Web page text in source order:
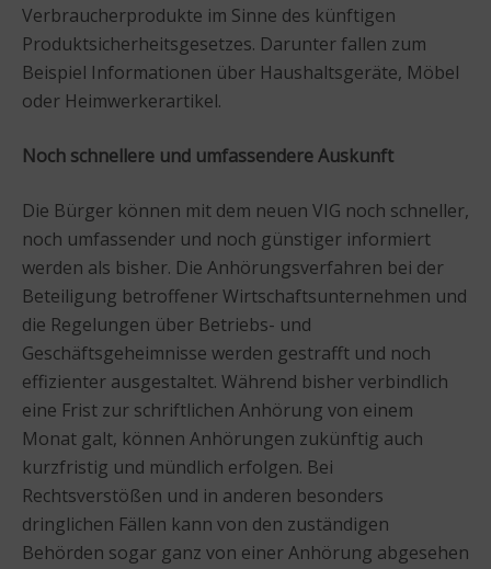
Verbraucherprodukte im Sinne des künftigen
Produktsicherheitsgesetzes. Darunter fallen zum
Beispiel Informationen über Haushaltsgeräte, Möbel
oder Heimwerkerartikel.
Noch schnellere und umfassendere Auskunft
Die Bürger können mit dem neuen VIG noch schneller,
noch umfassender und noch günstiger informiert
werden als bisher. Die Anhörungsverfahren bei der
Beteiligung betroffener Wirtschaftsunternehmen und
die Regelungen über Betriebs- und
Geschäftsgeheimnisse werden gestrafft und noch
effizienter ausgestaltet. Während bisher verbindlich
eine Frist zur schriftlichen Anhörung von einem
Monat galt, können Anhörungen zukünftig auch
kurzfristig und mündlich erfolgen. Bei
Rechtsverstößen und in anderen besonders
dringlichen Fällen kann von den zuständigen
Behörden sogar ganz von einer Anhörung abgesehen